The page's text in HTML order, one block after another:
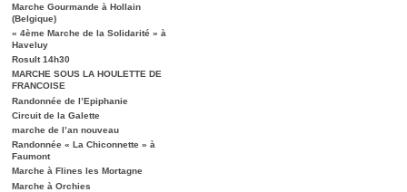
Marche Gourmande à Hollain
(Belgique)
« 4ème Marche de la Solidarité » à
Haveluy
Rosult 14h30
MARCHE SOUS LA HOULETTE DE
FRANCOISE
Randonnée de l’Epiphanie
Circuit de la Galette
marche de l’an nouveau
Randonnée « La Chiconnette » à
Faumont
Marche à Flines les Mortagne
Marche à Orchies